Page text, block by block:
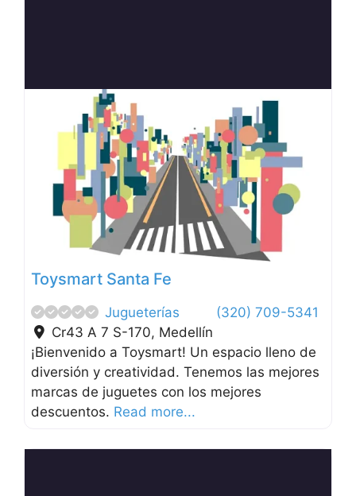
Anterior
Toysmart Santa Fe
(320) 709-5341
Jugueterías
Cr43 A 7 S-170, Medellín
¡Bienvenido a Toysmart! Un espacio lleno de
diversión y creatividad. Tenemos las mejores
marcas de juguetes con los mejores
descuentos. Read more...